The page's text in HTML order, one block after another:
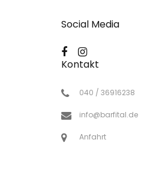
Social Media
Kontakt
040 / 36916238
info@barfital.de
Anfahrt